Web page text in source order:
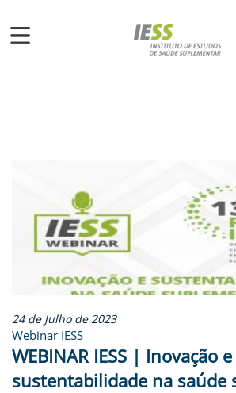
para
IESS
24 de Julho de 2023
Webinar IESS
WEBINAR IESS | Inovação e
sustentabilidade na saúde